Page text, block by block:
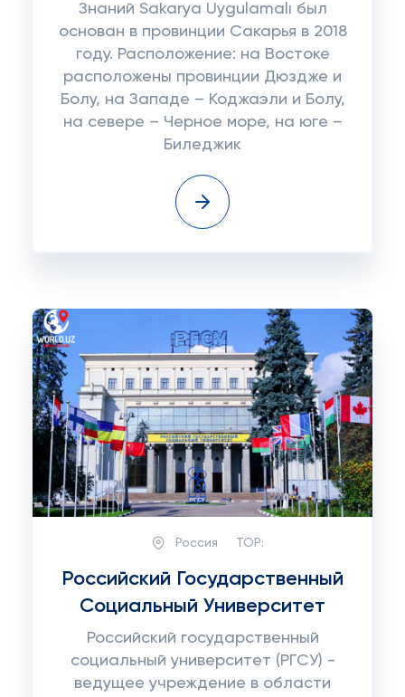
Знаний Sakarya Uygulamalı был
основан в провинции Сакарья в 2018
году. Расположение: на Востоке
расположены провинции Дюздже и
Болу, на Западе – Коджаэли и Болу,
на севере – Черное море, на юге –
Биледжик
Россия TOP:
Российский Государственный
Социальный Университет
Российский государственный
социальный университет (РГСУ) -
ведущее учреждение в области